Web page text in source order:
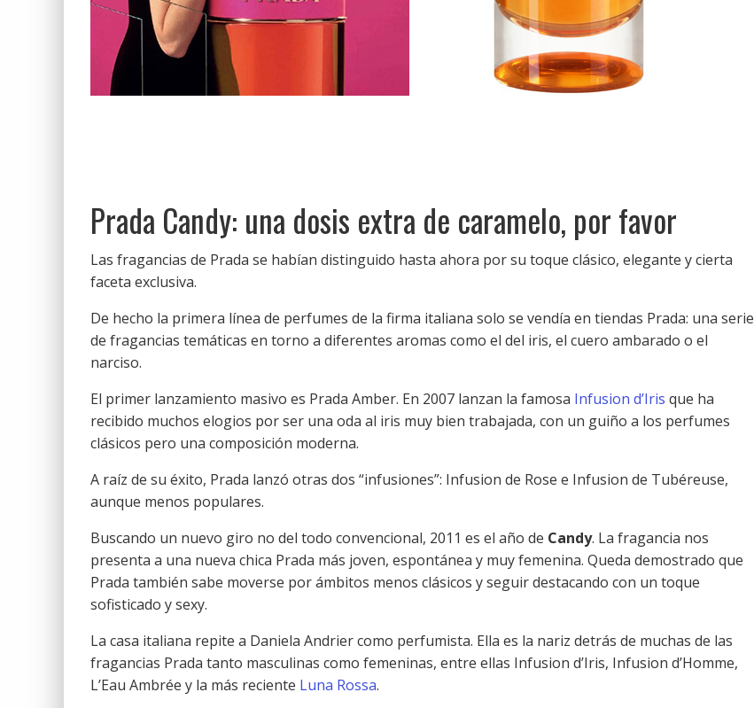
Prada Candy: una dosis extra de caramelo, por favor
Las fragancias de Prada se habían distinguido hasta ahora por su toque clásico, elegante y cierta
faceta exclusiva.
De hecho la primera línea de perfumes de la firma italiana solo se vendía en tiendas Prada: una serie
de fragancias temáticas en torno a diferentes aromas como el del iris, el cuero ambarado o el
narciso.
El primer lanzamiento masivo es Prada Amber. En 2007 lanzan la famosa Infusion d’Iris que ha
recibido muchos elogios por ser una oda al iris muy bien trabajada, con un guiño a los perfumes
clásicos pero una composición moderna.
A raíz de su éxito, Prada lanzó otras dos “infusiones”: Infusion de Rose e Infusion de Tubéreuse,
aunque menos populares.
Buscando un nuevo giro no del todo convencional, 2011 es el año de Candy. La fragancia nos
presenta a una nueva chica Prada más joven, espontánea y muy femenina. Queda demostrado que
Prada también sabe moverse por ámbitos menos clásicos y seguir destacando con un toque
sofisticado y sexy.
La casa italiana repite a Daniela Andrier como perfumista. Ella es la nariz detrás de muchas de las
fragancias Prada tanto masculinas como femeninas, entre ellas Infusion d’Iris, Infusion d’Homme,
L’Eau Ambrée y la más reciente Luna Rossa.